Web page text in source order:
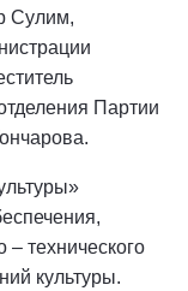
Сулим,
Партии
– технического
культуры.